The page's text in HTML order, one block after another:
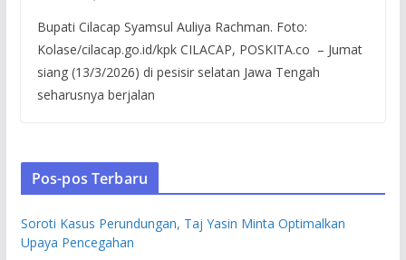
Bupati Cilacap Syamsul Auliya Rachman. Foto:
Kolase/cilacap.go.id/kpk CILACAP, POSKITA.co – Jumat
siang (13/3/2026) di pesisir selatan Jawa Tengah
seharusnya berjalan
Pos-pos Terbaru
Soroti Kasus Perundungan, Taj Yasin Minta Optimalkan
Upaya Pencegahan